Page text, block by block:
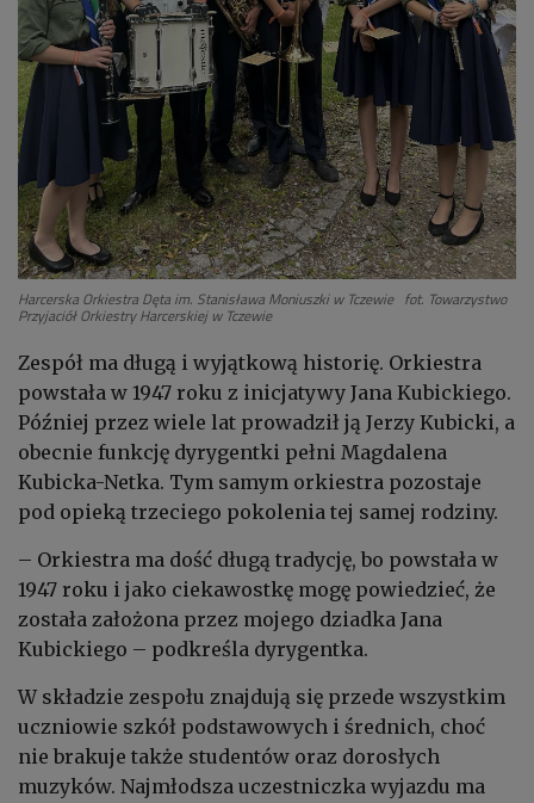
Harcerska Orkiestra Dęta im. Stanisława Moniuszki w Tczewie fot. Towarzystwo
Przyjaciół Orkiestry Harcerskiej w Tczewie
Zespół ma długą i wyjątkową historię. Orkiestra
powstała w 1947 roku z inicjatywy Jana Kubickiego.
Później przez wiele lat prowadził ją Jerzy Kubicki, a
obecnie funkcję dyrygentki pełni Magdalena
Kubicka-Netka. Tym samym orkiestra pozostaje
pod opieką trzeciego pokolenia tej samej rodziny.
– Orkiestra ma dość długą tradycję, bo powstała w
1947 roku i jako ciekawostkę mogę powiedzieć, że
została założona przez mojego dziadka Jana
Kubickiego – podkreśla dyrygentka.
W składzie zespołu znajdują się przede wszystkim
uczniowie szkół podstawowych i średnich, choć
nie brakuje także studentów oraz dorosłych
muzyków. Najmłodsza uczestniczka wyjazdu ma